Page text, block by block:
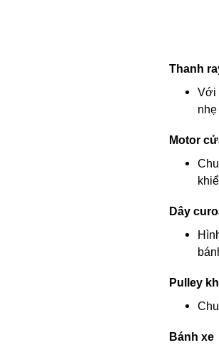
Thanh
Với
Motor
Dây
Pulley
Bánh xe